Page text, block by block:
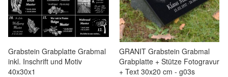
Grabstein Grabplatte Grabmal
inkl. Inschrift und Motiv
40x30x1
GRANIT Grabstein Grabmal
Grabplatte + Stütze Fotogravur
+ Text 30x20 cm - g03s